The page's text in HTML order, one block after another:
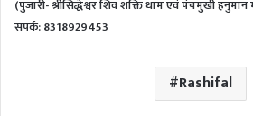
(पुजारी- श्रीसिद्धेश्वर शिव शक्ति धाम एवं पंचमुखी
संपर्क: 8318929453
Rashifal